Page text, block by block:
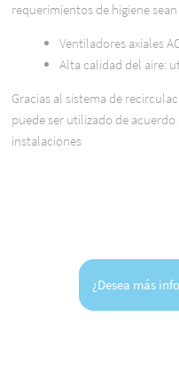
requerimientos de higiene
Ventiladores axiales
Alta calidad del aire:
Gracias al sistema de
puede ser utilizado de
instalaciones
¿Desea más